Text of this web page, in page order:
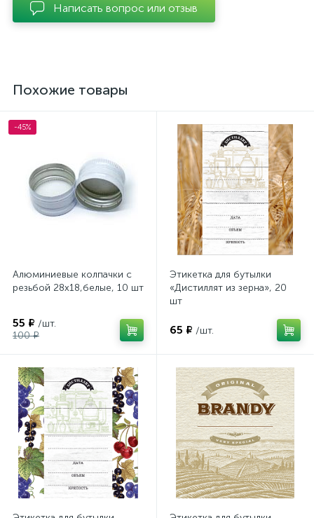
Написать вопрос или отзыв
Похожие товары
-45%
Алюминиевые колпачки с
резьбой 28х18,белые, 10 шт
55 ₽ /шт.
100 ₽
Этикетка для бутылки
«Дистиллят из зерна», 20
шт
65 ₽ /шт.